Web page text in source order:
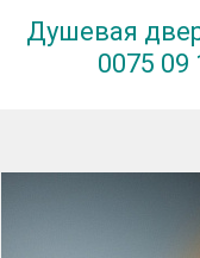
Душевая
0075 09